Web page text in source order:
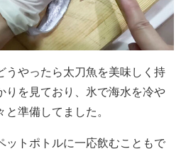
うやったら太刀魚を美味しく持
りを見ており、氷で海水を冷や
準備してました。
ットポトルに一応飲むこともで